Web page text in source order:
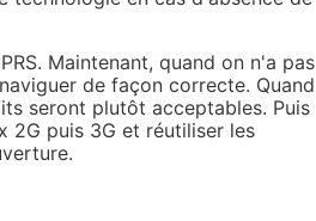
Maintenant, quand on n'a pas
de façon correcte. Quand
seront plutôt acceptables. Puis
2G puis 3G et réutiliser les